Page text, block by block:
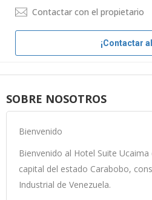
Contactar con el propietario
¡Contactar
SOBRE NOSOTROS
Bienvenido
Bienvenido al Hotel Suite Ucaima
capital del estado Carabobo,
Industrial de Venezuela.